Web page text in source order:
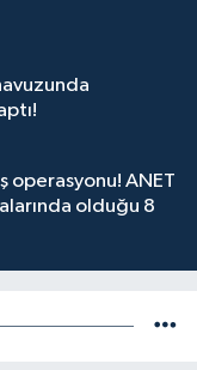
operasyonu! ANET
olduğu 8